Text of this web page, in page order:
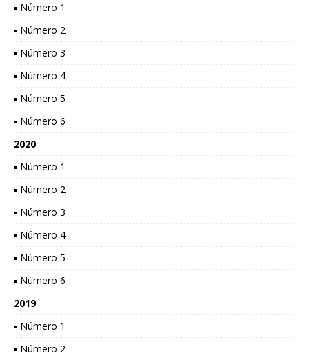
▪ Número 1
▪ Número 2
▪ Número 3
▪ Número 4
▪ Número 5
▪ Número 6
2020
▪ Número 1
▪ Número 2
▪ Número 3
▪ Número 4
▪ Número 5
▪ Número 6
2019
▪ Número 1
▪ Número 2